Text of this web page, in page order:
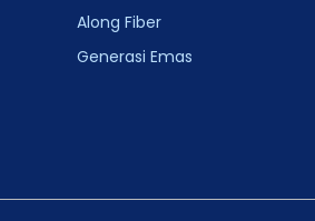
Along Fiber
Generasi Emas